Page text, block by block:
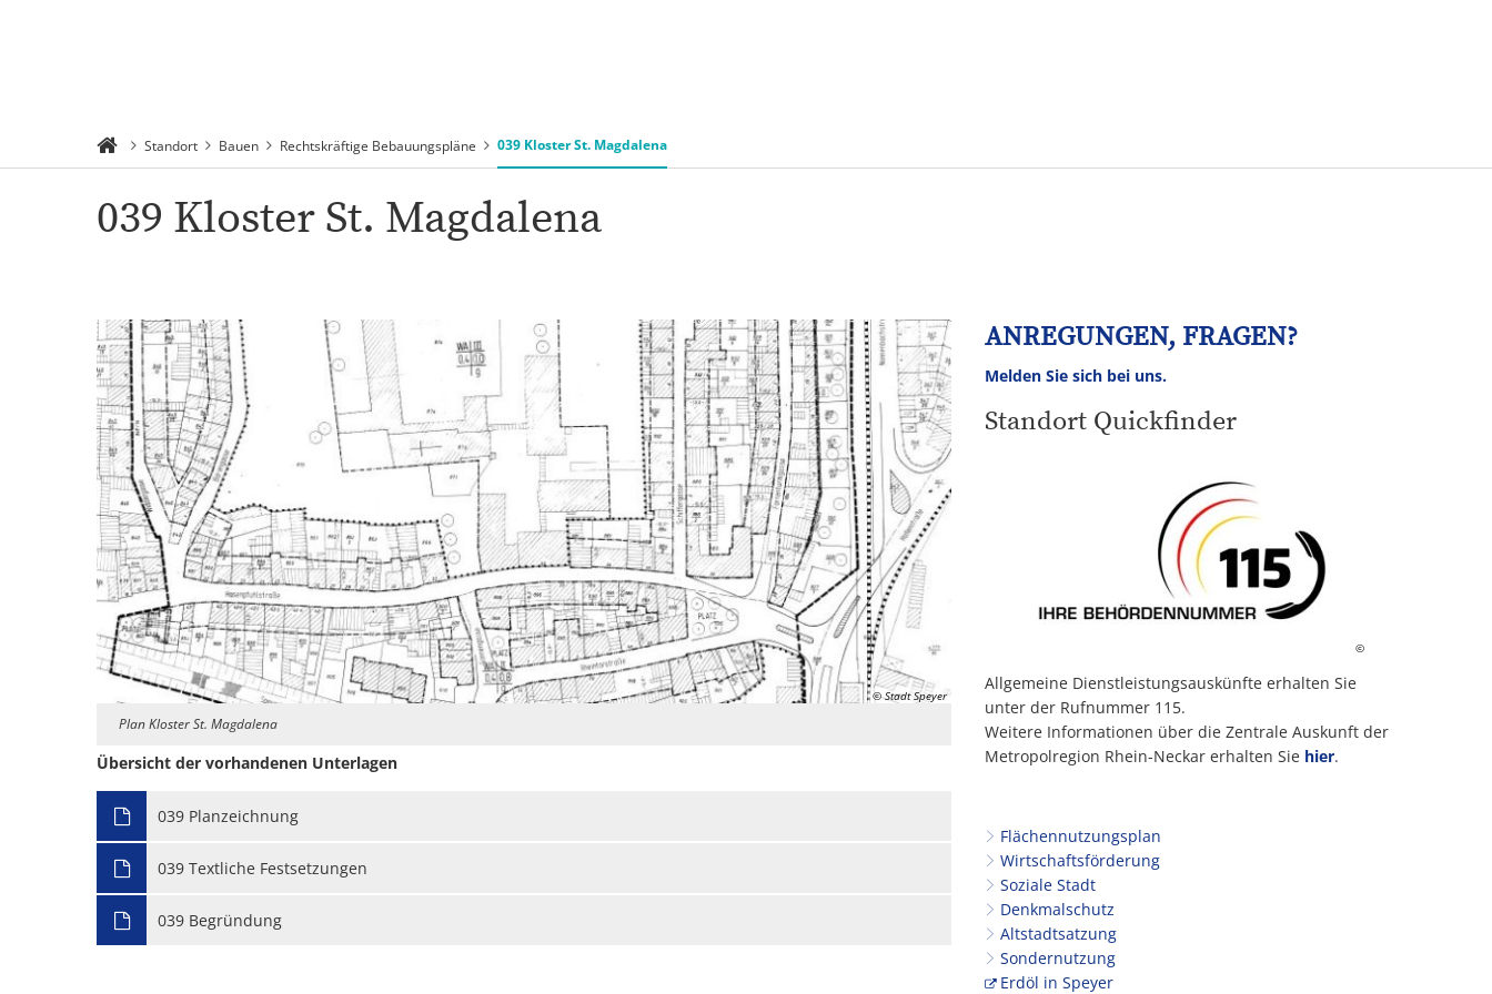
Standort Bauen Rechtskräftige Bebauungspläne 039 Kloster St. Magdalena
039 Kloster St. Magdalena
© Stadt Speyer
Plan Kloster St. Magdalena
Übersicht der vorhandenen Unterlagen
039 Planzeichnung
039 Textliche Festsetzungen
039 Begründung
ANREGUNGEN, FRAGEN?
Melden Sie sich bei uns.
Standort Quickfinder
©
Allgemeine Dienstleistungsauskünfte erhalten Sie
unter der Rufnummer 115.
Weitere Informationen über die Zentrale Auskunft der
Metropolregion Rhein-Neckar erhalten Sie hier.
Flächennutzungsplan
Wirtschaftsförderung
Soziale Stadt
Denkmalschutz
Altstadtsatzung
Sondernutzung
Erdöl in Speyer